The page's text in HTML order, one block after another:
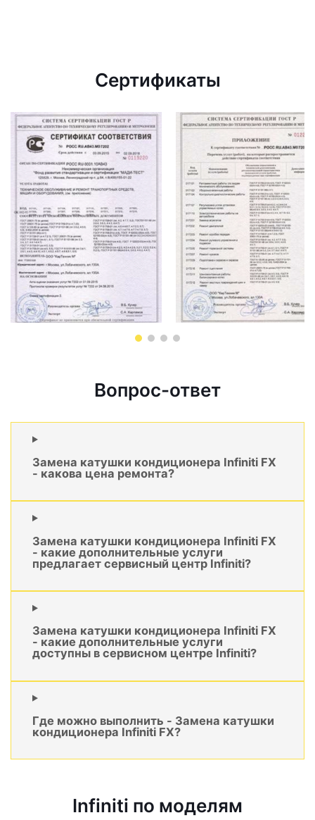
Сертификаты
Вопрос-ответ
Замена катушки кондиционера Infiniti FX
- какова цена ремонта?
Замена катушки кондиционера Infiniti FX
- какие дополнительные услуги
предлагает сервисный центр Infiniti?
Замена катушки кондиционера Infiniti FX
- какие дополнительные услуги
доступны в сервисном центре Infiniti?
Где можно выполнить - Замена катушки
кондиционера Infiniti FX?
Infiniti по моделям